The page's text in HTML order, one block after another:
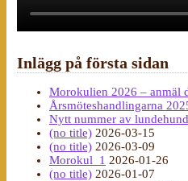
Inlägg på första sidan
Morokulien 2026 – anmäl
Årsmöteshandlingarna
Nytt nummer av
(no title) 2026-03-15
(no title) 2026-03-09
Morokul_1 2026-01-26
(no title) 2026-01-07